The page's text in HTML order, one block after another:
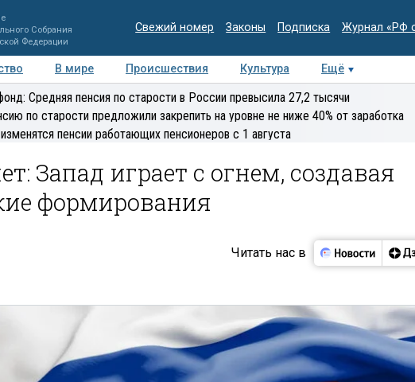
Собрания
Федерации
Свежий номер Законы Подписка Журнал «РФ
В мире Происшествия Культура Ещё
Регионы Медиацентр Интервью Колумнисты
Средняя пенсия по старости в России превысила 27,2 тысячи
по старости предложили закрепить на уровне не ниже 40% от заработка
пенсии работающих пенсионеров с 1 августа
Запад играет с огнем, создавая
формирования
Читать нас в